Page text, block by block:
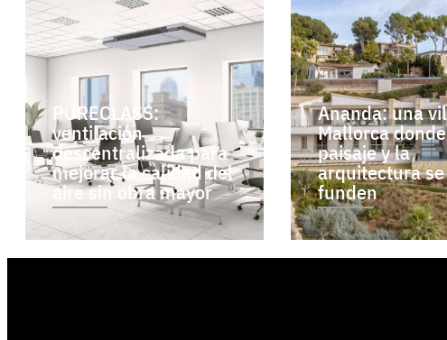
PURECLASS:
ventilación
descentralizada para
mejorar la calidad del
aire sin obra mayor
Ananda: una
Mallorca
paisaje y la
arquitectura se
funden